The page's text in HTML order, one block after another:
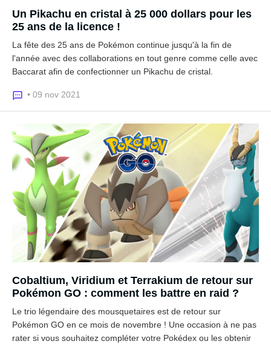
Un Pikachu en cristal à 25 000 dollars pour les
25 ans de la licence !
La fête des 25 ans de Pokémon continue jusqu'à la fin de
l'année avec des collaborations en tout genre comme celle avec
Baccarat afin de confectionner un Pikachu de cristal.
• 09 nov 2021
Cobaltium, Viridium et Terrakium de retour sur
Pokémon GO : comment les battre en raid ?
Le trio légendaire des mousquetaires est de retour sur
Pokémon GO en ce mois de novembre ! Une occasion à ne pas
rater si vous souhaitez compléter votre Pokédex ou les obtenir